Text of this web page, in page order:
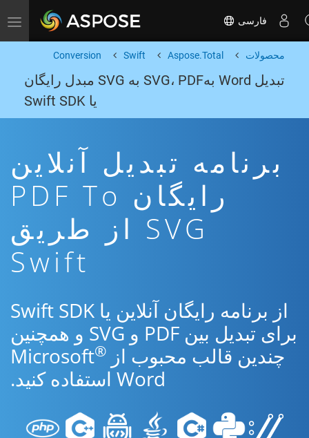
Toggle navigation فارسی
محصولات Aspose.Total
Swift
Conversion
تبدیل Word بهSVG، PDF به SVG مبدل رایگان
یا Swift SDK
برنامه تبدیل آنلاین
رایگان PDF To
SVG از طریق
Swift
از برنامه رایگان آنلاین یا Swift SDK
برای تبدیل بین PDF و SVG و همچنین
چندین قالب محبوب از Microsoft ®
Word استفاده کنید.